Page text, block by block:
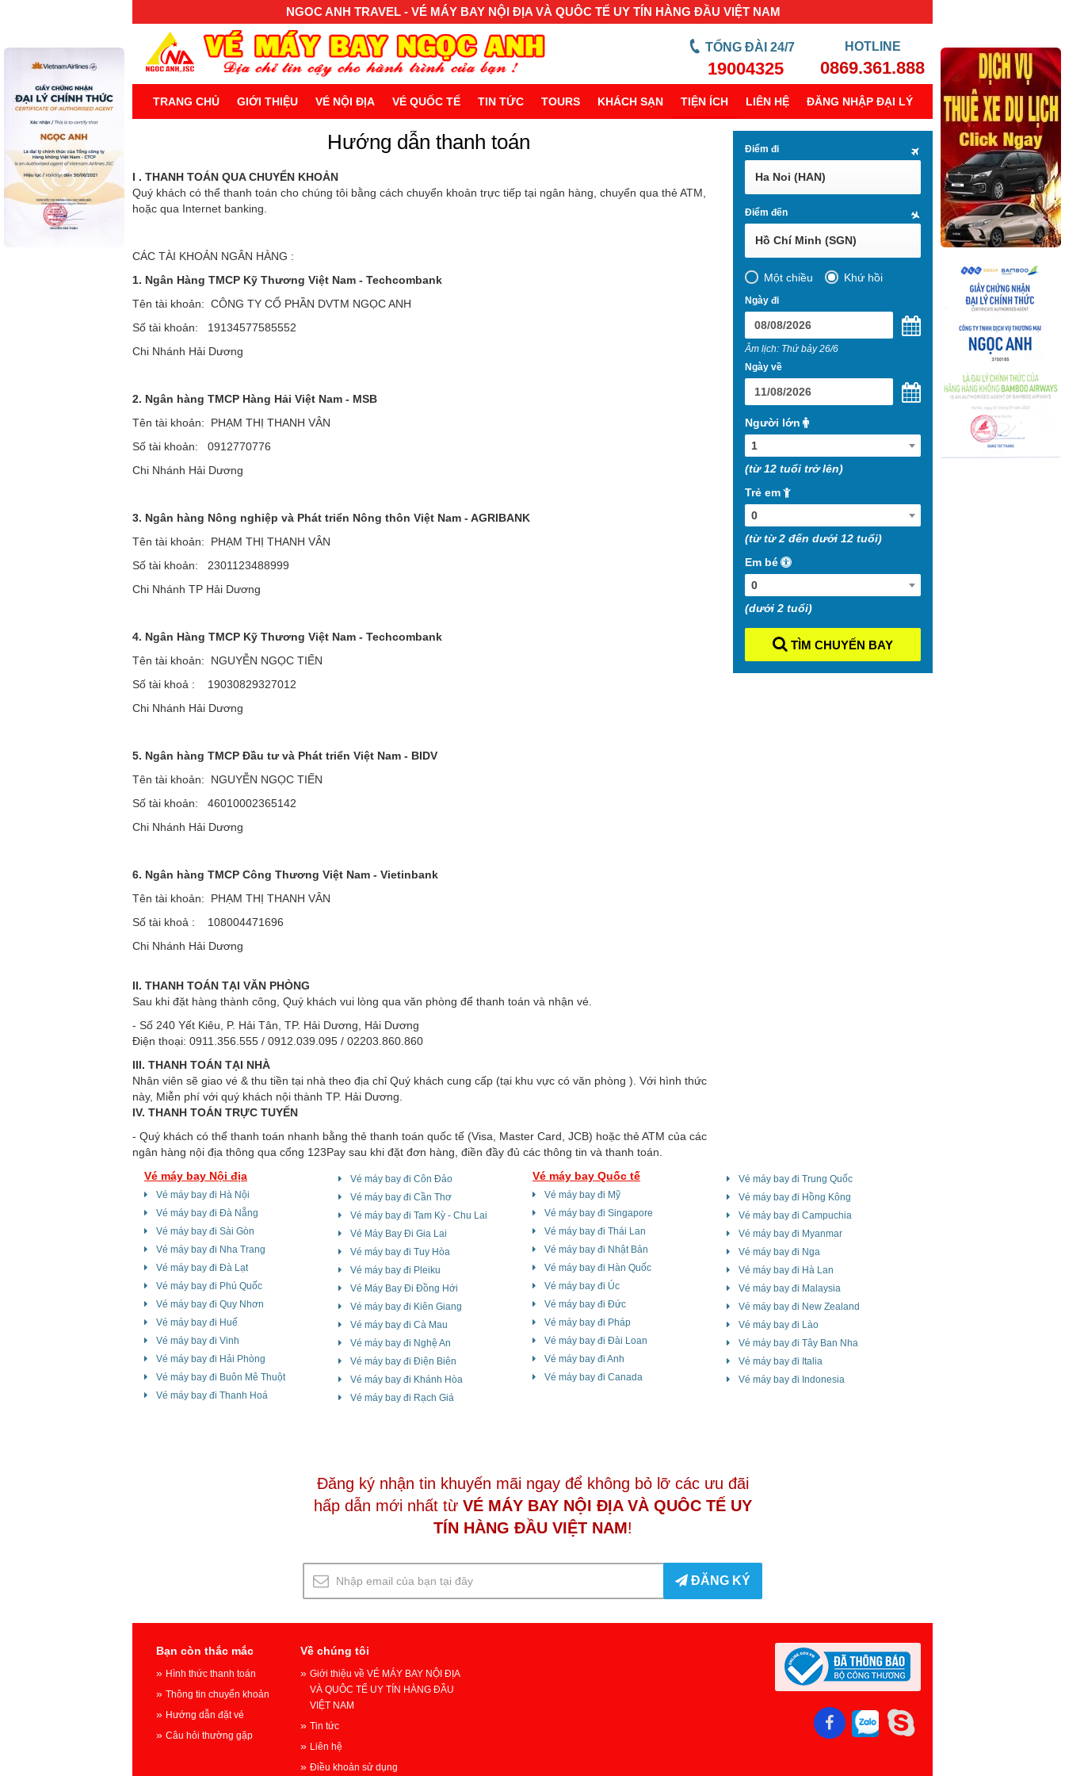
NGOC ANH TRAVEL - VÉ MÁY BAY NỘI ĐỊA VÀ QUÔC TẾ UY TÍN HÀNG ĐẦU VIỆT NAM
TỔNG ĐÀI 24/7
19004325 0869.361.888
TRANG CHỦ GIỚI THIỆU VÉ NỘI ĐỊA VÉ QUỐC TẾ TIN TỨC TOURS KHÁCH SẠN TIỆN ÍCH LIÊN HỆ ĐĂNG NHẬP ĐẠI LÝ
Hướng dẫn thanh toán
I . THANH TOÁN QUA CHUYỂN KHOẢN
Quý khách có thể thanh toán cho chúng tôi bằng cách chuyển khoản trực tiếp tại ngân hàng, chuyển qua thẻ ATM,
hoặc qua Internet banking.
CÁC TÀI KHOẢN NGÂN HÀNG :
1. Ngân Hàng TMCP Kỹ Thương Việt Nam - Techcombank
Tên tài khoản: CÔNG TY CỔ PHẦN DVTM NGỌC ANH
Số tài khoản: 19134577585552
Chi Nhánh Hải Dương
2. Ngân hàng TMCP Hàng Hải Việt Nam - MSB
Tên tài khoản: PHẠM THỊ THANH VÂN
Số tài khoản: 0912770776
Chi Nhánh Hải Dương
3. Ngân hàng Nông nghiệp và Phát triển Nông thôn Việt Nam - AGRIBANK
Tên tài khoản: PHẠM THỊ THANH VÂN
Số tài khoản: 2301123488999
Chi Nhánh TP Hải Dương
4. Ngân Hàng TMCP Kỹ Thương Việt Nam - Techcombank
Tên tài khoản: NGUYỄN NGỌC TIẾN
Số tài khoả : 19030829327012
Chi Nhánh Hải Dương
5. Ngân hàng TMCP Đầu tư và Phát triển Việt Nam - BIDV
Tên tài khoản: NGUYỄN NGỌC TIẾN
Số tài khoản: 46010002365142
Chi Nhánh Hải Dương
6. Ngân hàng TMCP Công Thương Việt Nam - Vietinbank
Tên tài khoản: PHẠM THỊ THANH VÂN
Số tài khoả : 108004471696
Chi Nhánh Hải Dương
II. THANH TOÁN TẠI VĂN PHÒNG
Sau khi đặt hàng thành công, Quý khách vui lòng qua văn phòng để thanh toán và nhận vé.
- Số 240 Yết Kiêu, P. Hải Tân, TP. Hải Dương, Hải Dương
Điện thoại: 0911.356.555 / 0912.039.095 / 02203.860.860
III. THANH TOÁN TẠI NHÀ
Nhân viên sẽ giao vé & thu tiền tại nhà theo địa chỉ Quý khách cung cấp (tại khu vực có văn phòng ). Với hình thức
này, Miễn phí với quý khách nội thành TP. Hải Dương.
IV. THANH TOÁN TRỰC TUYẾN
- Quý khách có thể thanh toán nhanh bằng thẻ thanh toán quốc tế (Visa, Master Card, JCB) hoặc thẻ ATM của các
ngân hàng nội địa thông qua cổng 123Pay sau khi đặt đơn hàng, điền đầy đủ các thông tin và thanh toán.
Điểm đi
Ha Noi (HAN)
Điểm đến
Hồ Chí Minh (SGN)
Một chiều Khứ hồi
Ngày đi
Âm lịch: Thứ bảy 26/6
Ngày về
Người lớn
1
(từ 12 tuổi trở lên)
Trẻ em
0
(từ từ 2 đến dưới 12 tuổi)
Em bé
0
(dưới 2 tuổi)
TÌM CHUYẾN BAY
Vé máy bay Nội địa
Vé máy bay đi Hà Nội
Vé máy bay đi Đà Nẵng
Vé máy bay đi Sài Gòn
Vé máy bay đi Nha Trang
Vé máy bay đi Đà Lạt
Vé máy bay đi Phú Quốc
Vé máy bay đi Quy Nhơn
Vé máy bay đi Huế
Vé máy bay đi Vinh
Vé máy bay đi Hải Phòng
Vé máy bay đi Buôn Mê Thuột
Vé máy bay đi Thanh Hoá
Vé máy bay đi Côn Đảo
Vé máy bay đi Cần Thơ
Vé máy bay đi Tam Kỳ - Chu Lai
Vé Máy Bay Đi Gia Lai
Vé máy bay đi Tuy Hòa
Vé máy bay đi Pleiku
Vé Máy Bay Đi Đồng Hới
Vé máy bay đi Kiên Giang
Vé máy bay đi Cà Mau
Vé máy bay đi Nghệ An
Vé máy bay đi Điện Biên
Vé máy bay đi Khánh Hòa
Vé máy bay đi Rạch Giá
Vé máy bay Quốc tế
Vé máy bay đi Mỹ
Vé máy bay đi Singapore
Vé máy bay đi Thái Lan
Vé máy bay đi Nhật Bản
Vé máy bay đi Hàn Quốc
Vé máy bay đi Úc
Vé máy bay đi Đức
Vé máy bay đi Pháp
Vé máy bay đi Đài Loan
Vé máy bay đi Anh
Vé máy bay đi Canada
Vé máy bay đi Trung Quốc
Vé máy bay đi Hồng Kông
Vé máy bay đi Campuchia
Vé máy bay đi Myanmar
Vé máy bay đi Nga
Vé máy bay đi Hà Lan
Vé máy bay đi Malaysia
Vé máy bay đi New Zealand
Vé máy bay đi Lào
Vé máy bay đi Tây Ban Nha
Vé máy bay đi Italia
Vé máy bay đi Indonesia
Đăng ký nhận tin khuyến mãi ngay để không bỏ lỡ các ưu đãi
hấp dẫn mới nhất từ VÉ MÁY BAY NỘI ĐỊA VÀ QUÔC TẾ UY
TÍN HÀNG ĐẦU VIỆT NAM!
ĐĂNG KÝ
Bạn còn thắc mắc
Hình thức thanh toán
Thông tin chuyển khoản
Hướng dẫn đặt vé
Câu hỏi thường gặp
Về chúng tôi
Giới thiệu về VÉ MÁY BAY NỘI ĐỊA
VÀ QUÔC TẾ UY TÍN HÀNG ĐẦU
VIỆT NAM
Tin tức
Liên hệ
Điều khoản sử dụng